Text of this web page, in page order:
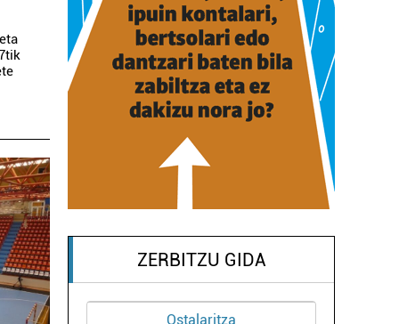
ZERBITZU GIDA
Industria